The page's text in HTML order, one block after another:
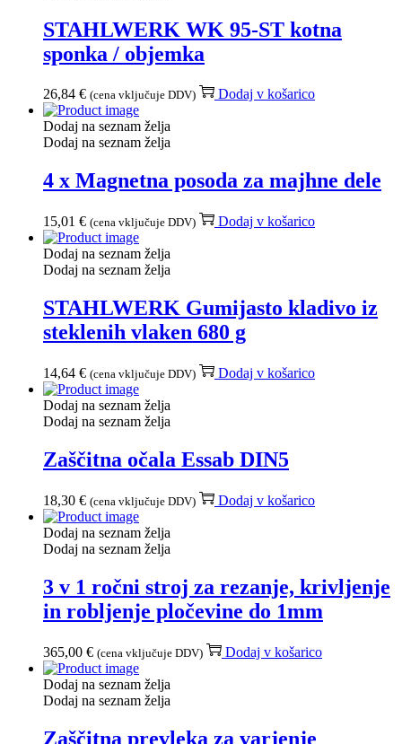
STAHLWERK WK 95-ST kotna
sponka / objemka
26,84 € (cena vključuje DDV) Dodaj v košarico
Dodaj na seznam želja
Dodaj na seznam želja
4 x Magnetna posoda za majhne dele
15,01 € (cena vključuje DDV) Dodaj v košarico
Dodaj na seznam želja
Dodaj na seznam želja
STAHLWERK Gumijasto kladivo iz
steklenih vlaken 680 g
14,64 € (cena vključuje DDV) Dodaj v košarico
Dodaj na seznam želja
Dodaj na seznam želja
Zaščitna očala Essab DIN5
18,30 € (cena vključuje DDV) Dodaj v košarico
Dodaj na seznam želja
Dodaj na seznam želja
3 v 1 ročni stroj za rezanje, krivljenje
in robljenje pločevine do 1mm
365,00 € (cena vključuje DDV) Dodaj v košarico
Dodaj na seznam želja
Dodaj na seznam želja
Zaščitna prevleka za varjenje